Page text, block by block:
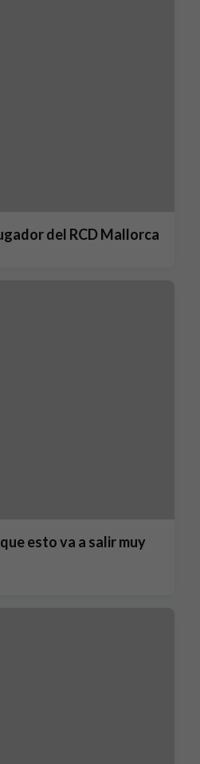
del RCD Mallorca
esto va a salir muy